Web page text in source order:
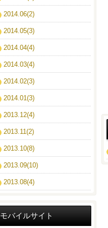
2014.06(2)
2014.05(3)
2014.04(4)
2014.03(4)
2014.02(3)
2014.01(3)
2013.12(4)
2013.11(2)
2013.10(8)
2013.09(10)
2013.08(4)
モバイルサイト